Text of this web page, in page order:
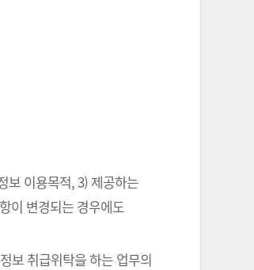
보 이용목적, 3) 제공하는
이 변경되는 경우에도
보 취급위탁을 하는 업무의